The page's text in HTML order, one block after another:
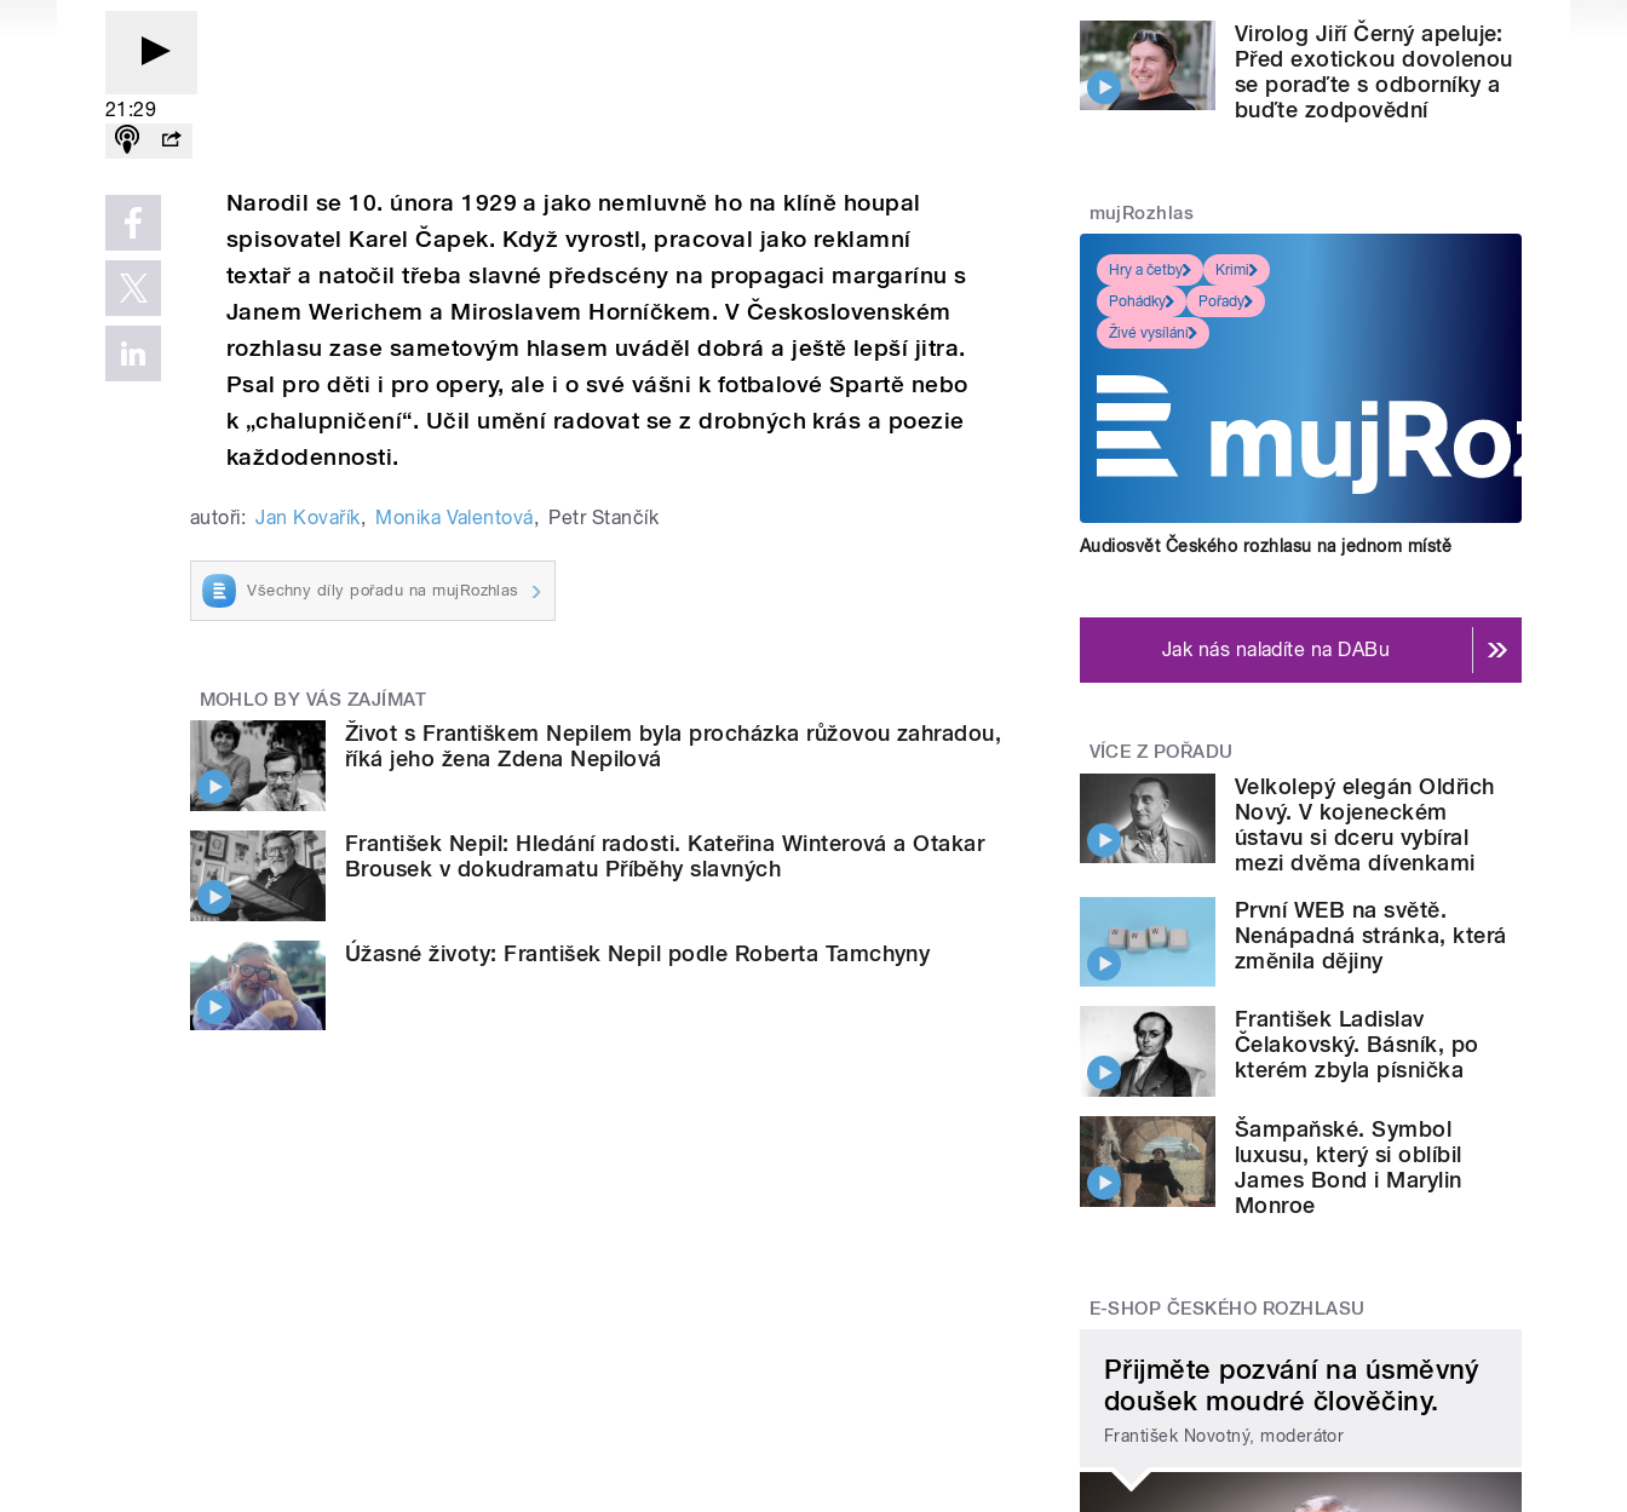
21:29
Narodil se 10. února 1929 a jako nemluvně ho na klíně houpal
spisovatel Karel Čapek. Když vyrostl, pracoval jako reklamní
textař a natočil třeba slavné předscény na propagaci margarínu s
Janem Werichem a Miroslavem Horníčkem. V Československém
rozhlasu zase sametovým hlasem uváděl dobrá a ještě lepší jitra.
Psal pro děti i pro opery, ale i o své vášni k fotbalové Spartě nebo
k „chalupničení“. Učil umění radovat se z drobných krás a poezie
každodennosti.
autoři: Jan Kovařík, Monika Valentová, Petr Stančík
Všechny díly pořadu na mujRozhlas
MOHLO BY VÁS ZAJÍMAT
Život s Františkem Nepilem byla procházka růžovou zahradou,
říká jeho žena Zdena Nepilová
František Nepil: Hledání radosti. Kateřina Winterová a Otakar
Brousek v dokudramatu Příběhy slavných
Úžasné životy: František Nepil podle Roberta Tamchyny
Virolog Jiří Černý apeluje:
Před exotickou dovolenou
se poraďte s odborníky a
buďte zodpovědní
mujRozhlas
Hry a četby
Krimi
Pohádky
Pořady
Živé vysílání
Audiosvět Českého rozhlasu na jednom místě
Jak nás naladíte na DABu
VÍCE Z POŘADU
Velkolepý elegán Oldřich
Nový. V kojeneckém
ústavu si dceru vybíral
mezi dvěma dívenkami
První WEB na světě.
Nenápadná stránka, která
změnila dějiny
František Ladislav
Čelakovský. Básník, po
kterém zbyla písnička
Šampaňské. Symbol
luxusu, který si oblíbil
James Bond i Marylin
Monroe
E-SHOP ČESKÉHO ROZHLASU
Přijměte pozvání na úsměvný
doušek moudré člověčiny.
František Novotný, moderátor